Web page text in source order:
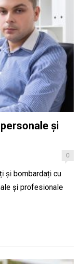
și
0
și bombardați cu
și profesionale